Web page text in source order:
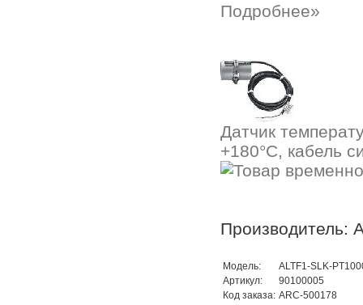
Подробнее»
Датчик
+180°C, кабель
Производитель:
Модель:
ALTF1-SLK-
Артикул:
90100005
Код заказа: ARC-500178